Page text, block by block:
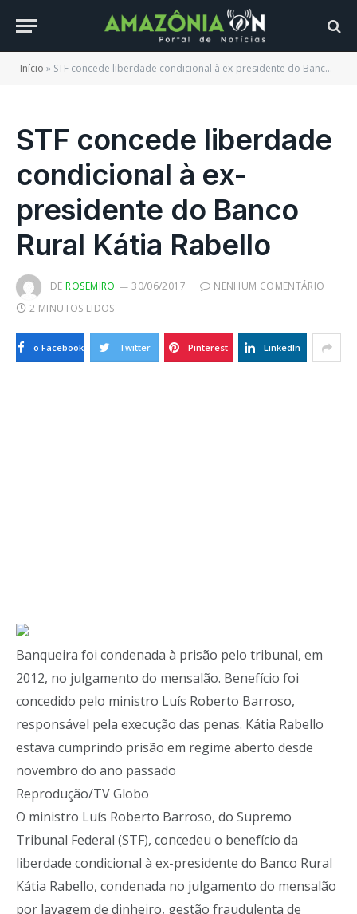
Início » STF concede liberdade condicional à ex-presidente do Banco Rural Kátia Rabello
STF concede liberdade
condicional à ex-
presidente do Banco
Rural Kátia Rabello
DE ROSEMIRO 30/06/2017
NENHUM COMENTÁRIO
2 MINUTOS LIDOS
o Facebook Twitter Pinterest LinkedIn
Banqueira foi condenada à prisão pelo tribunal, em
2012, no julgamento do mensalão. Benefício foi
concedido pelo ministro Luís Roberto Barroso,
responsável pela execução das penas. Kátia Rabello
estava cumprindo prisão em regime aberto desde
novembro do ano passado
Reprodução/TV Globo
O ministro Luís Roberto Barroso, do Supremo
Tribunal Federal (STF), concedeu o benefício da
liberdade condicional à ex-presidente do Banco Rural
Kátia Rabello, condenada no julgamento do mensalão
por lavagem de dinheiro, gestão fraudulenta de